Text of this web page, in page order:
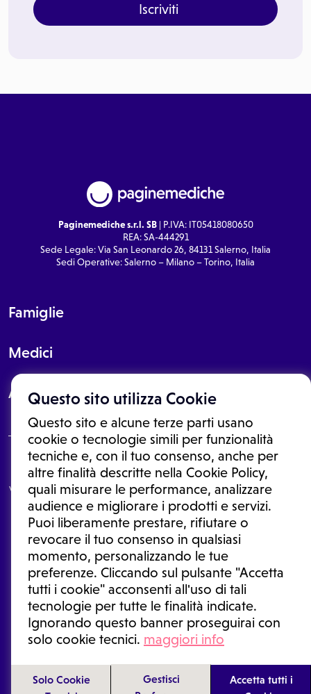
Questo sito utilizza Cookie
Questo sito e alcune terze parti usano
cookie o tecnologie simili per funzionalità
tecniche e, con il tuo consenso, anche per
altre finalità descritte nella Cookie Policy,
quali misurare le performance, analizzare
audience e migliorare i prodotti e servizi.
Puoi liberamente prestare, rifiutare o
revocare il tuo consenso in qualsiasi
momento, personalizzando le tue
preferenze. Cliccando sul pulsante "Accetta
tutti i cookie" acconsenti all'uso di tali
tecnologie per tutte le finalità indicate.
Ignorando questo banner proseguirai con
solo cookie tecnici. maggiori info
Solo Cookie
Gestisci
Accetta tutti i
Iscriviti
Paginemediche s.r.l. SB| P.IVA: IT05418080650
REA: SA-444291
Sede Legale: Via San Leonardo 26, 84131 Salerno, Italia
Sedi Operative: Salerno – Milano – Torino, Italia
Famiglie
Medici
About
Le informazioni proposte in questo sito non sono un consulto medico.
In nessun caso, queste informazioni sostituiscono un consulto, una
visita o una diagnosi formulata dal medico. Non si devono considerare
le informazioni disponibili come suggerimenti per la formulazione di
una diagnosi, la determinazione di un trattamento o l'assunzione o
sospensione di un farmaco senza prima consultare un medico di
medicina generale o uno specialista.
Condizioni di utilizzo|Privacy Policy |Gestione cookie
Ⓒ 2026 | Tutti i diritti riservati.